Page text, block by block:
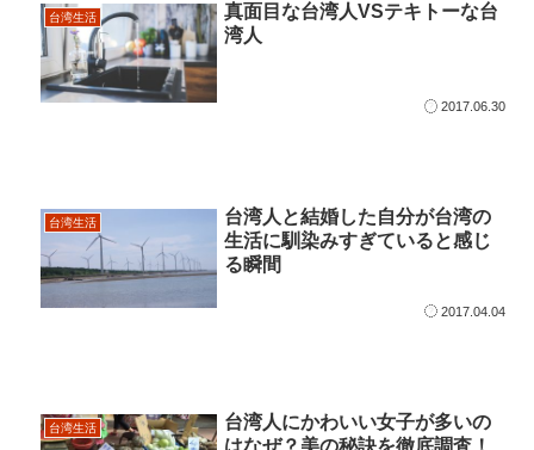
台湾生活
真面目な台湾人VSテキトーな台
湾人
2017.06.30
台湾生活
台湾人と結婚した自分が台湾の
生活に馴染みすぎていると感じ
る瞬間
2017.04.04
台湾生活
台湾人にかわいい女子が多いの
はなぜ？美の秘訣を徹底調査！